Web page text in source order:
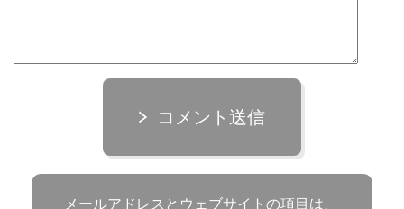
コメント送信
メールアドレスとウェブサイトの項目は、